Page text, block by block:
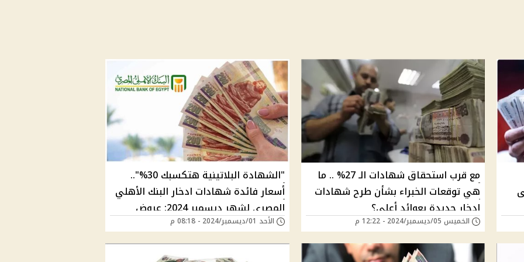
مع قرب استحقاق شهادات الـ 27% .. ما
هي توقعات الخبراء بشأن طرح شهادات
إدخار جديدة بعوائد أعلي؟
الخميس 05/ديسمبر/2024 - 12:22 م
"الشهادة البلاتينية هتكسبك 30%"..
أسعار فائدة شهادات ادخار البنك الأهلي
المصري لشهر ديسمبر 2024: عروض
استثمارية مميزة وعوائد ضخمة
الأحد 01/ديسمبر/2024 - 08:18 م